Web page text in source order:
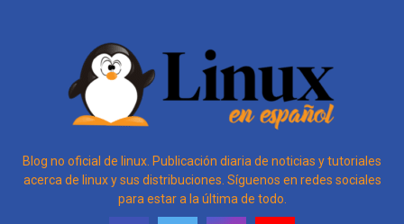
Blog no oficial de linux. Publicación diaria de noticias y tutoriales
acerca de linux y sus distribuciones. Síguenos en redes sociales
para estar a la última de todo.